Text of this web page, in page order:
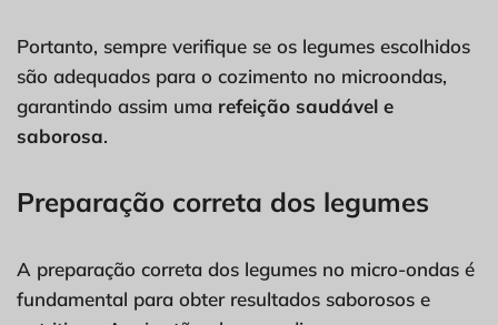
Portanto, sempre verifique se os legumes escolhidos
são adequados para o cozimento no microondas,
garantindo assim uma refeição saudável e
saborosa.
Preparação correta dos legumes
A preparação correta dos legumes no micro-ondas é
fundamental para obter resultados saborosos e